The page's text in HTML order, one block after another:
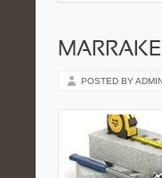
POSTED BY